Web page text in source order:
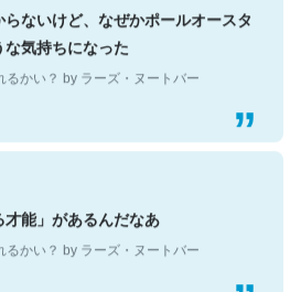
ないけど、なぜかポールオースタ
気持ちになった
るかい？ by ラーズ・ヌートバー
能」があるんだなあ
るかい？ by ラーズ・ヌートバー